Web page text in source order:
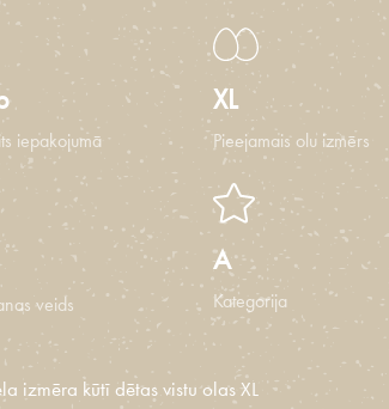
iepakojumā
XL
Pieejamais olu izmērs
veids
A
Kategorija
izmēra kūtī dētas vistu olas XL